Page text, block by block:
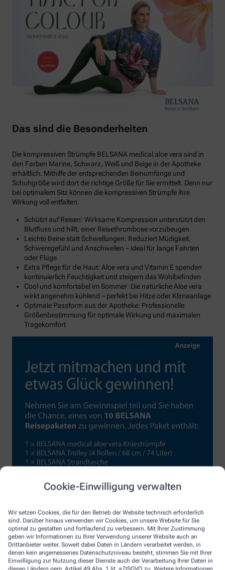
Cookie-Einwilligung verwalten
Wir setzen Cookies, die für den Betrieb der Website technisch erforderlich
sind. Darüber hinaus verwenden wir Cookies, um unsere Website für Sie
optimal zu gestalten und fortlaufend zu verbessern. Mit Ihrer Zustimmung
geben wir Informationen zu Ihrer Verwendung unserer Website auch an
Drittanbieter weiter. Soweit dabei Daten in Ländern verarbeitet werden, in
denen kein angemessenes Datenschutzniveau besteht, stimmen Sie mit Ihrer
Einwilligung zur Nutzung dieser Dienste auch der Verarbeitung Ihrer Daten in
Das sind die Besonderheiten
Die kompressiven Strümpfe BELSANA medical aloe vera sind in
den Farben Marine, Schwarz, Weiß und Beige in der Apotheke
erhältlich. Mithilfe der entsprechenden Beinumfänge und
Schuhgröße wird dort die richtige Größe für Sie ermittelt. Denn nur
bei optimalem Sitz können die kompressiven Strümpfe ihre
Wirkung voll entfalten.
Schützt auf Reisen: Wirksame Kompression unterstützt den
Blutfluss und hilft, einer Reisethrombose vorzubeugen
Leichte Beine statt Schwellungen: Reduziert Müdigkeit,
Schweregefühl und Anschwellen – ideal für lange Fahrten
oder Flüge
Extra Pflege für die Haut: Aloe vera und Vitamin E spenden
kontinuierlich Feuchtigkeit und steigern das Wohlbefinden
Cool und komfortabel im Sommer: Die natürliche Aloe vera
wirkt angenehm kühlend – perfekt bei Hitze oder Klimaanlage
Optimale Passform aus der Apotheke: Professionelle
Größenbestimmung für optimale Wirkung und maximalen
Tragekomfort